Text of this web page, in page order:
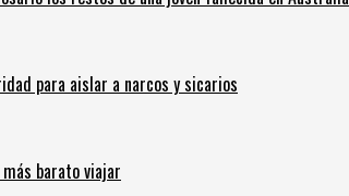
para aislar a narcos y sicarios
barato viajar